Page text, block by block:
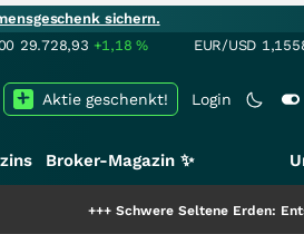
sichern.
29.728,93 +1,18% EUR/USD
Login
Aktie geschenkt!
Broker-Magazin ✨
Schwere Seltene Erden: Entsteht hier